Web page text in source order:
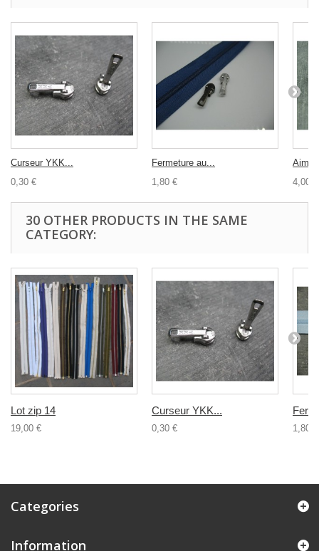
Curseur YKK...
0,30 €
Fermeture au...
1,80 €
4,00 €
30 OTHER PRODUCTS IN THE SAME
CATEGORY:
Lot zip 14
19,00 €
Curseur YKK...
0,30 € 1,80 €
Categories
Information